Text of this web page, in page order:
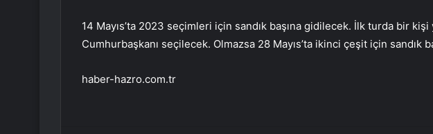
14 Mayıs’ta 2023 seçimleri için sandık başına gidilecek. İlk turda bir kişi
Cumhurbaşkanı seçilecek. Olmazsa 28 Mayıs’ta ikinci çeşit için sandık
haber-hazro.com.tr